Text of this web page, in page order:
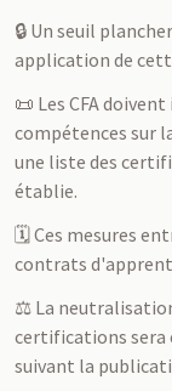
🔒 Un seuil
application de
📜 Les CFA
compétences sur
une liste des
établie.
🗓️ Ces mesures
contrats
⚖️ La
certifications sera
suivant la